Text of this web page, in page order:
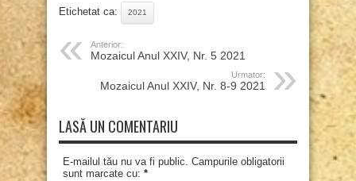
Etichetat ca: 2021
Anterior:
Mozaicul Anul XXIV, Nr. 5 2021
Urmator:
Mozaicul Anul XXIV, Nr. 8-9 2021
LASĂ UN COMENTARIU
E-mailul tău nu va fi public. Campurile obligatorii
sunt marcate cu: *